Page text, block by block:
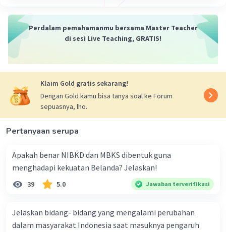
Habibie.
Perdalam pemahamanmu bersama Master Teacher
di sesi Live Teaching, GRATIS!
Klaim Gold gratis sekarang!
Dengan Gold kamu bisa tanya soal ke Forum
sepuasnya, lho.
Pertanyaan serupa
Apakah benar NIBKD dan MBKS dibentuk guna
menghadapi kekuatan Belanda? Jelaskan!
39 5.0 Jawaban terverifikasi
Jelaskan bidang- bidang yang mengalami perubahan
dalam masyarakat Indonesia saat masuknya pengaruh